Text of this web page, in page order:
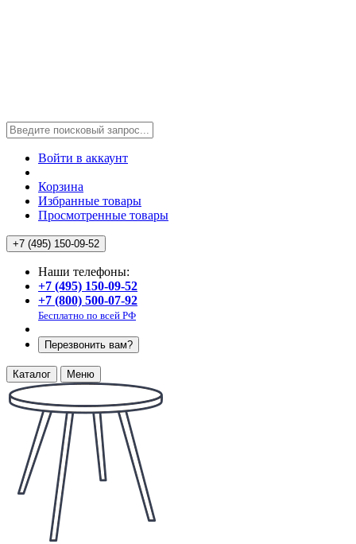
Войти в аккаунт
Корзина
Избранные товары
Просмотренные товары
+7 (495) 150-09-52
Наши телефоны:
+7 (495) 150-09-52
+7 (800) 500-07-92
Бесплатно по всей РФ
Перезвонить вам?
Каталог Меню